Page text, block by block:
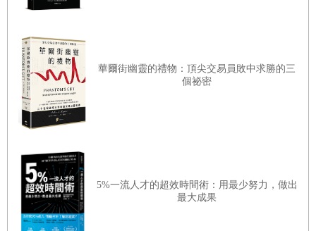
一如既往的事實／當代案例／亨利．羅傑斯及其批評者
投機者對未來的推論／道氏的清楚定義
有人輸得起—─／─—有人輸不起
拒絕成為古爾德的合夥人／精明的交易商
鍋爐的調節刻度表
第八章
市場的機制
交易商與賭徒／欲加之罪／場內自營商與價差
度，足以通過多年的漫長檢驗。書中收錄了美股自一九○○年開
始，到一九二三年這二十多年間道瓊斯工業平均指數的週期循
環，並根據道氏理論的價格走勢規律，紀錄與分析來驗證道氏
理論的實用性。書中對於股市的主要漲勢或跌勢的擘畫，時間
從小於一年到超過三年不等；還有依照情況不同，打斷隱藏在
主要趨勢羽翼下的次級反彈或回檔變化；以及相對不重要、但
一直存在的每日波動。
簡單的來說，就像潮汐、波浪、以及漣漪。例如目前全世
界股市的潮汐主要受到全球央行貨幣政策鬆緊的影響，往往週
華爾街幽靈的禮物：頂尖交易員敗中求勝的三
個祕密
5%一流人才的超效時間術：用最少努力，做出
最大成果